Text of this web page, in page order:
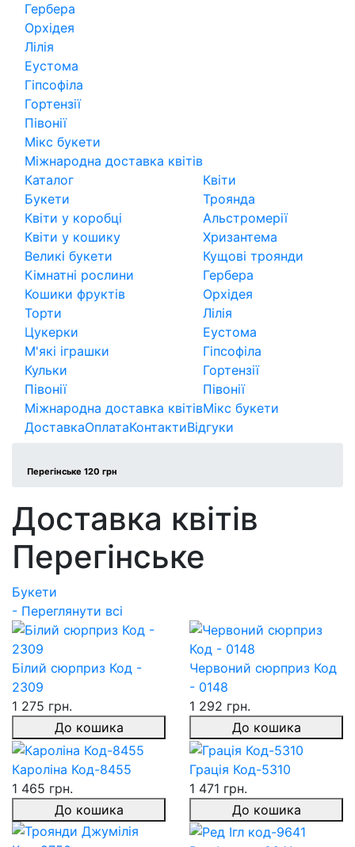
Гербера
Орхідея
Лілія
Еустома
Гіпсофіла
Гортензії
Півонії
Мікс букети
Міжнародна доставка квітів
Каталог
Букети
Квіти у коробці
Квіти у кошику
Великі букети
Кімнатні рослини
Кошики фруктів
Торти
Цукерки
М'які іграшки
Кульки
Півонії
Міжнародна доставка квітів
Квіти
Троянда
Альстромерії
Хризантема
Кущові троянди
Гербера
Орхідея
Лілія
Еустома
Гіпсофіла
Гортензії
Півонії
Мікс букети
ДоставкаОплатаКонтактиВідгуки
Перегінське 120 грн
Доставка квітів
Перегінське
Букети
- Переглянути всі
Білий сюрприз Код -
2309
1 275 грн.
До кошика
Червоний сюрприз Код
- 0148
1 292 грн.
До кошика
Кароліна Код-8455
1 465 грн.
До кошика
Грація Код-5310
1 471 грн.
До кошика